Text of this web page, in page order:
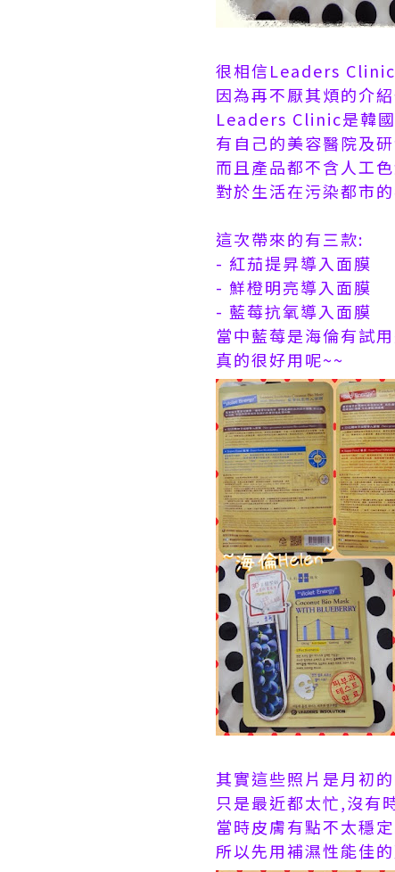
很相信Leaders
因為再不厭其煩的介
Leaders Clinic是韓
有自己的美容醫院及
而且產品都不含人工
對於生活在污染都市
這次帶來的有三款:
- 紅茄提昇導入面膜
- 鮮橙明亮導入面膜
- 藍莓抗氧導入面膜
當中藍莓是海倫有試
真的很好用呢~~
其實這些照片是月初
只是最近都太忙,沒有
當時皮膚有點不太穩
所以先用補濕性能佳的